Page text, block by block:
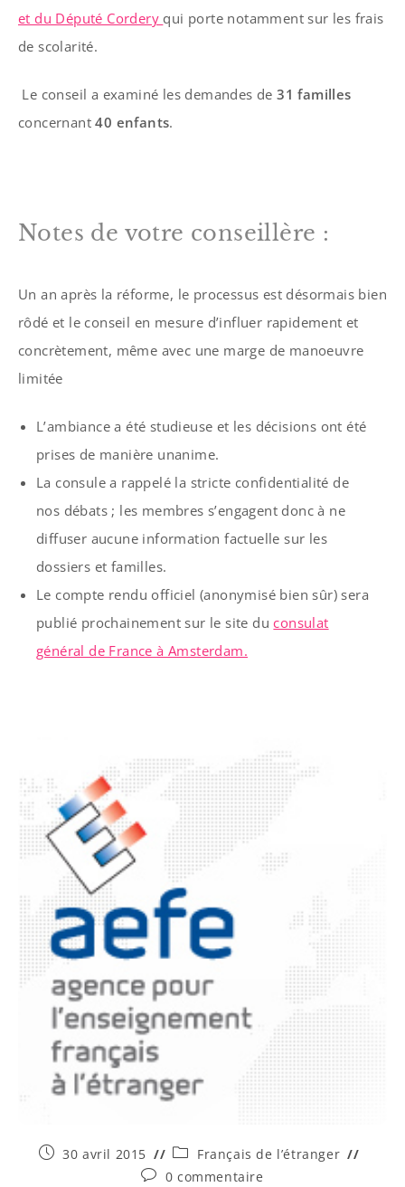
et du Député Cordery qui porte notamment sur les frais
de scolarité.
Le conseil a examiné les demandes de31 familles
concernant40 enfants.
Notes de votre conseillère :
Un an après la réforme, le processus est désormais bien
rôdé et le conseil en mesure d’influer rapidement et
concrètement, même avec une marge de manoeuvre
limitée
L’ambiance a été studieuse et les décisions ont été
prises de manière unanime.
La consule a rappelé la stricte confidentialité de
nos débats ; les membres s’engagent donc à ne
diffuser aucune information factuelle sur les
dossiers et familles.
Le compte rendu officiel (anonymisé bien sûr) sera
publié prochainement sur le site duconsulat
général de France à Amsterdam.
30 avril 2015
Français de l’étranger
0 commentaire